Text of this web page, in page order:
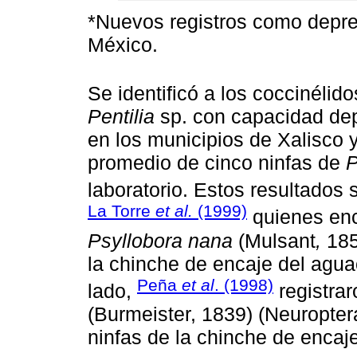
*Nuevos registros como
México.
Se identificó a los
Pentilia sp. con capacidad
en los municipios de Xalisco
promedio de cinco ninfas de
laboratorio. Estos resultados
La Torre et al. (1999) quienes
Psyllobora nana (Mulsant,
la chinche de encaje del
lado, Peña et al . (1998)
(Burmeister, 1839)
ninfas de la chinche de